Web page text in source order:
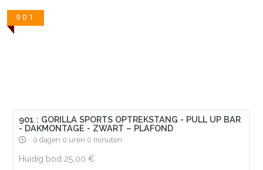
901
901 : GORILLA SPORTS OPTREKSTANG - PULL UP BAR
- DAKMONTAGE - ZWART – PLAFOND
0 dagen 0 uren 0 minuten
Huidig bod 25,00